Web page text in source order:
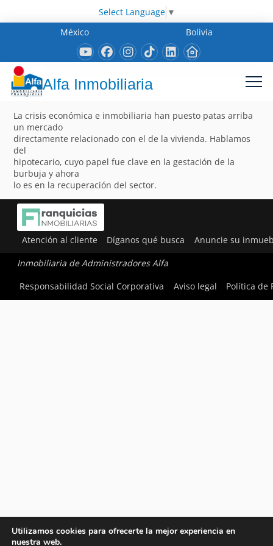
Select Language ▼
México
Bolivia
Alfa Inmobiliaria
La crisis económica e inmobiliaria han puesto patas arriba
un mercado
directamente relacionado con el de la vivienda. Hablamos
del
hipotecario, cuyo papel fue clave en la gestación de la
burbuja y ahora
lo es en la recuperación del sector.
Atención al cliente Díganos qué busca Anuncie su
Inmobiliaria de Administradores Alfa
Responsabilidad Social Corporativa
Aviso legal Política de
Utilizamos cookies para ofrecerte la mejor experiencia en
nuestra web.